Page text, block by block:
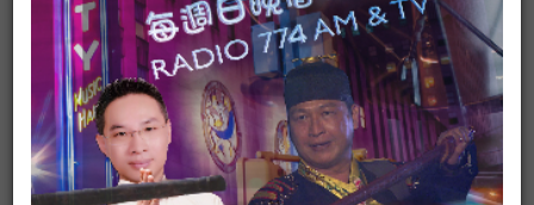
有人抵咧嘸 ADS
▶ 台灣廣播台中台FB粉絲專頁